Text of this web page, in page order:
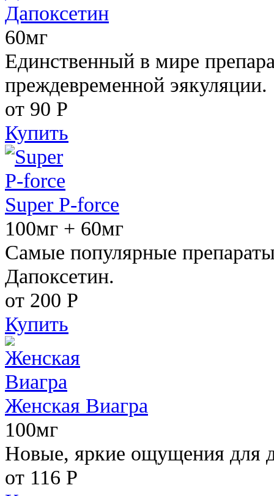
Дапоксетин
60мг
Единственный в мире
преждевременной эякуляции.
от 90 Р
Купить
Super P-force
100мг + 60мг
Самые популярные
Дапоксетин.
от 200 Р
Купить
Женская Виагра
100мг
Новые, яркие ощущения для
от 116 Р